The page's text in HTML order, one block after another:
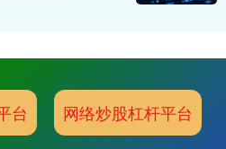
台 网络炒股杠杆平台